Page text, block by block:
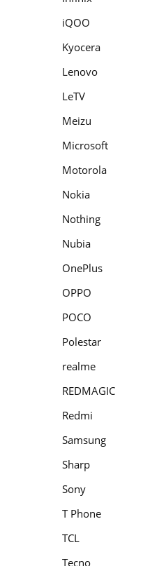
iQOO
Kyocera
Lenovo
LeTV
Meizu
Microsoft
Motorola
Nokia
Nothing
Nubia
OnePlus
OPPO
POCO
Polestar
realme
REDMAGIC
Redmi
Samsung
Sharp
Sony
T Phone
TCL
Tecno